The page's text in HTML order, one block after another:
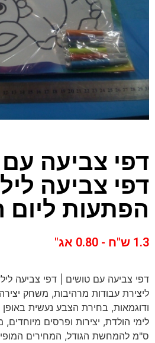
דפי צביעה
דפי צביעה
הפתעות ליום
1.3 ש"ח - 0.80 אג"
דפי צביעה עם טושים | דפי צביעה
ליצירת עבודות מרהיבות, משחק
ודוגמאות, בחירת הצבע נעשית
ס"מ להמחשת הגודל, המחירים